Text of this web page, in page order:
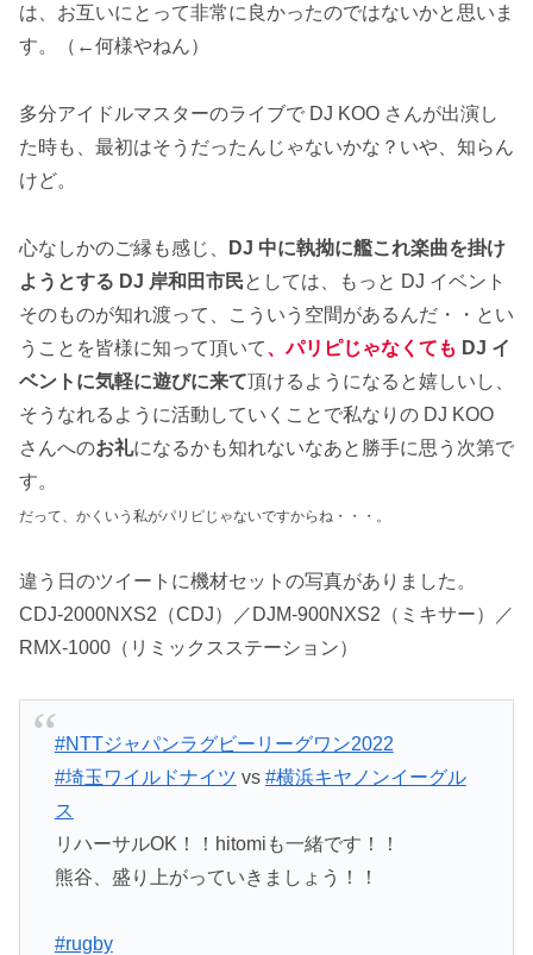
は、お互いにとって非常に良かったのではないかと思いま
す。（←何様やねん）
多分アイドルマスターのライブで DJ KOO さんが出演し
た時も、最初はそうだったんじゃないかな？いや、知らん
けど。
心なしかのご縁も感じ、
DJ 中に執拗に艦これ楽曲を掛け
ようとする DJ 岸和田市民としては、もっと DJ イベント
そのものが知れ渡って、こういう空間があるんだ・・とい
うことを皆様に知って頂いて、パリピじゃなくても DJ イ
ベントに気軽に遊びに来て頂けるようになると嬉しいし、
そうなれるように活動していくことで私なりの DJ KOO
さんへのお礼になるかも知れないなあと勝手に思う次第で
す。
だって、かくいう私がパリピじゃないですからね・・・。
違う日のツイートに機材セットの写真がありました。
CDJ-2000NXS2（CDJ）／DJM-900NXS2（ミキサー）／
RMX-1000（リミックスステーション）
#NTTジャパンラグビーリーグワン2022
#埼玉ワイルドナイツ vs #横浜キヤノンイーグル
ス
リハーサルOK！！hitomiも一緒です！！
熊谷、盛り上がっていきましょう！！
#rugby